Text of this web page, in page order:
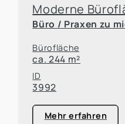
Büro / Praxen zu
Bürofläche
ca. 244 m²
ID
3992
Mehr erfahren